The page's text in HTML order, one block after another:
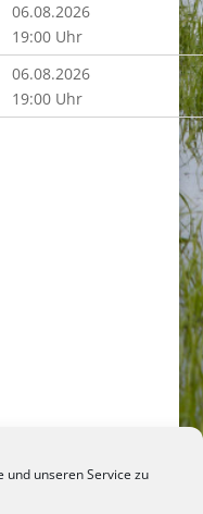
und unseren Service zu
06.08.2026
19:00 Uhr
06.08.2026
19:00 Uhr